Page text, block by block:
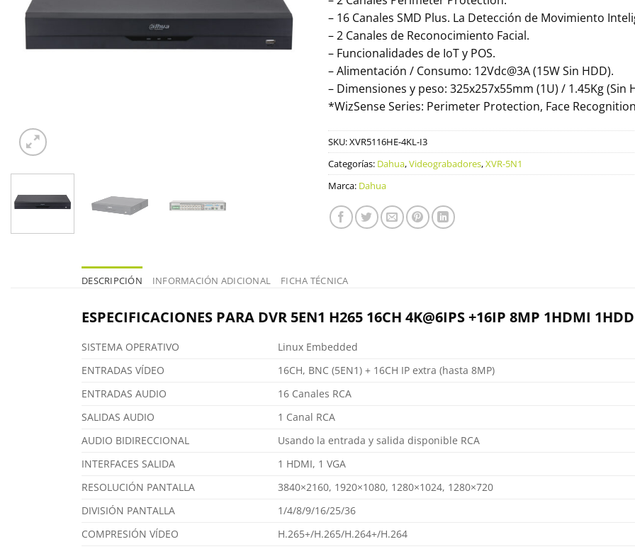
– 16 Canales SMD Plus. La Detección de Movimiento
– 2 Canales de Reconocimiento Facial.
– Funcionalidades de IoT y POS.
– Alimentación / Consumo: 12Vdc@3A (15W Sin HDD).
– Dimensiones y peso: 325x257x55mm (1U) / 1.45Kg (Sin
*WizSense Series: Perimeter Protection, Face
SKU:XVR5116HE-4KL-I3
Categorías: Dahua,Videograbadores,XVR-5N1
Marca: Dahua
DESCRIPCIÓN INFORMACIÓN ADICIONAL FICHA TÉCNICA
ESPECIFICACIONES PARA DVR 5EN1 H265 16CH 4K@6IPS +16IP 8MP 1HDMI
SISTEMA OPERATIVO
Linux Embedded
ENTRADAS VÍDEO
16CH, BNC (5EN1) + 16CH IP extra (hasta 8MP)
ENTRADAS AUDIO
16 Canales RCA
SALIDAS AUDIO
1 Canal RCA
AUDIO BIDIRECCIONAL
Usando la entrada y salida disponible RCA
INTERFACES SALIDA
1 HDMI, 1 VGA
RESOLUCIÓN PANTALLA
3840×2160, 1920×1080, 1280×1024, 1280×720
DIVISIÓN PANTALLA
1/4/8/9/16/25/36
COMPRESIÓN VÍDEO
H.265+/H.265/H.264+/H.264